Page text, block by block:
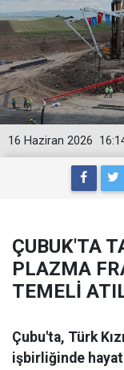
16 Haziran 2026
ÇUBUK'TA
PLAZMA
TEMELİ
Çubu'ta, Türk
işbirliğinde